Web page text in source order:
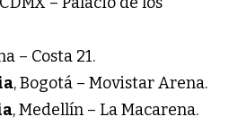
– Costa 21.
, Bogotá – Movistar Arena.
, Medellín – La Macarena.